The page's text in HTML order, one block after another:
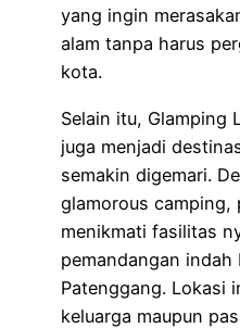
yang ingin
alam tanpa harus
kota.
Selain itu, Glamping
juga menjadi
semakin digemari.
glamorous camping,
menikmati fasilitas
pemandangan indah
Patenggang. Lokasi
keluarga maupun